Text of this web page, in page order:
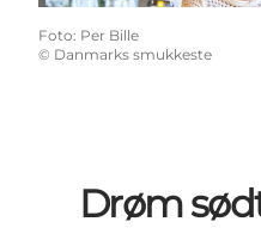
Foto: Per Bille
© Danmarks smukkeste
Drøm